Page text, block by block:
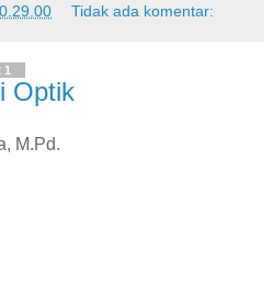
Tidak ada komentar:
Optik
M.Pd.